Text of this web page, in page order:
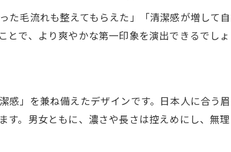
顔型ごとのお見合い向け眉毛デザイン法
た毛流れも整えてもらえた」「清潔感が増して
で、より爽やかな第一印象を演出できるでしょ
感」を兼ね備えたデザインです。日本人に合う
。男女ともに、濃さや長さは控えめにし、無